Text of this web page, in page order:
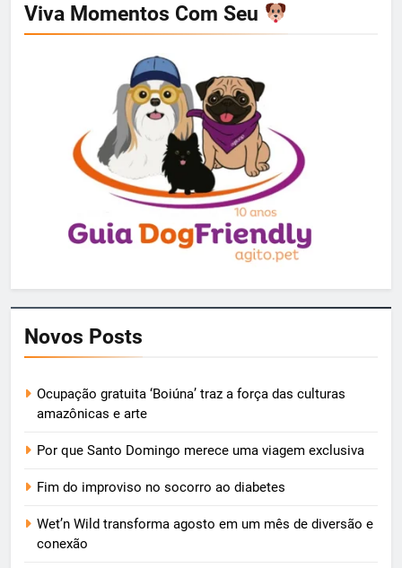
Viva Momentos Com Seu
Novos Posts
Ocupação gratuita ‘Boiúna’ traz a força das culturas
amazônicas e arte
Por que Santo Domingo merece uma viagem exclusiva
Fim do improviso no socorro ao diabetes
Wet’n Wild transforma agosto em um mês de diversão e
conexão